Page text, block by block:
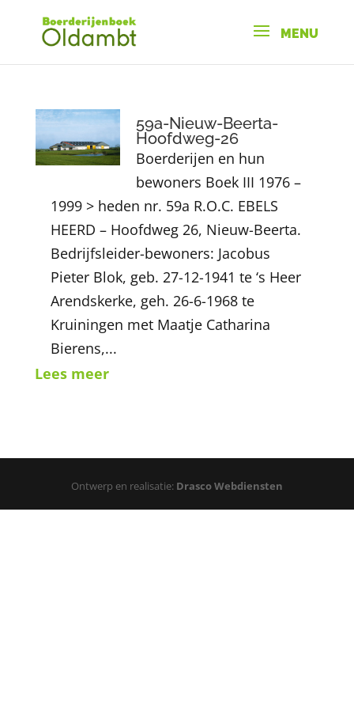
59a-Nieuw-Beerta-
Hoofdweg-26
Boerderijen en hun
bewoners Boek III 1976 –
1999 > heden nr. 59a R.O.C. EBELS
HEERD – Hoofdweg 26, Nieuw-Beerta.
Bedrijfsleider-bewoners: Jacobus
Pieter Blok, geb. 27-12-1941 te ‘s Heer
Arendskerke, geh. 26-6-1968 te
Kruiningen met Maatje Catharina
Bierens,...
Lees meer
Ontwerp en realisatie: Drasco Webdiensten